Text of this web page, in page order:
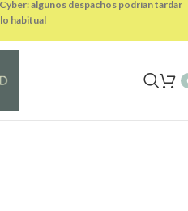
algunos despachos podrían tardar
habitual